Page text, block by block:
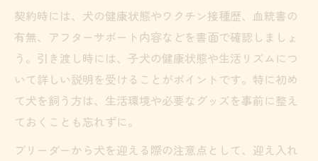
契約時には、犬の健康状態やワクチン接種歴、血統書の
有無、アフターサポート内容などを書面で確認しましょ
う。引き渡し時には、子犬の健康状態や生活リズムにつ
いて詳しい説明を受けることがポイントです。特に初め
て犬を飼う方は、生活環境や必要なグッズを事前に整え
ておくことも忘れずに。
ブリーダーから犬を迎える際の注意点として、迎え入れ